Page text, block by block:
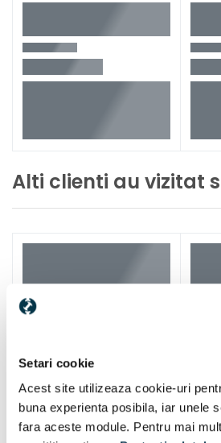
Setari cookie
Acest site utilizeaza cookie-uri
buna experienta posibila, iar unele
fara aceste module. Pentru mai
Alti clienti au vizitat